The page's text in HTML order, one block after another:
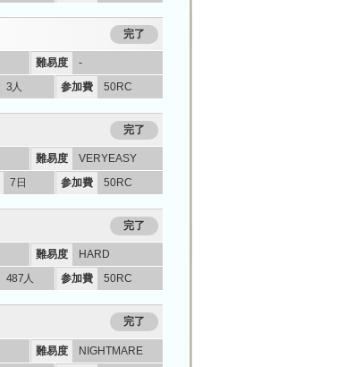
完了
難易度
-
3人 参加費 50RC
完了
難易度
VERYEASY
7日 参加費 50RC
完了
難易度
HARD
487人 参加費 50RC
完了
難易度
NIGHTMARE